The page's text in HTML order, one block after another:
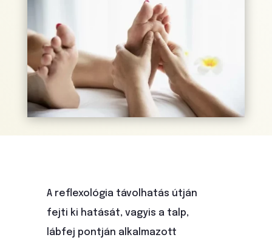
A reflexológia távolhatás útján
fejti ki hatását, vagyis a talp,
lábfej pontján alkalmazott